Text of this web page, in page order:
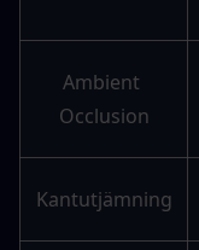
Ambient
Occlusion
Kantutjämning